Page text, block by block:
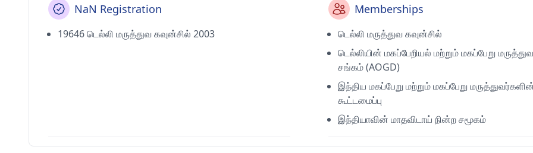
NaN Registration
19646 டெல்லி மருத்துவ கவுன்சில் 2003
Memberships
டெல்லி மருத்துவ கவுன்சில்
டெல்லியின் மகப்பேறியல் மற்றும் மகப்பேறு
சங்கம் (AOGD)
இந்திய மகப்பேறு மற்றும் மகப்பேறு
கூட்டமைப்பு
இந்தியாவின் மாதவிடாய் நின்ற சமூகம்